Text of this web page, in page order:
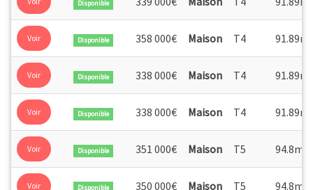
Disponible
Voir Disponible 358 000€ Maison T4 91.89m
Voir Disponible 338 000€ Maison T4 91.89m
Voir Disponible 338 000€ Maison T4 91.89m
Voir Disponible 351 000€ Maison T5 94.8m
Voir Disponible 350 000€ Maison T5 94.8m